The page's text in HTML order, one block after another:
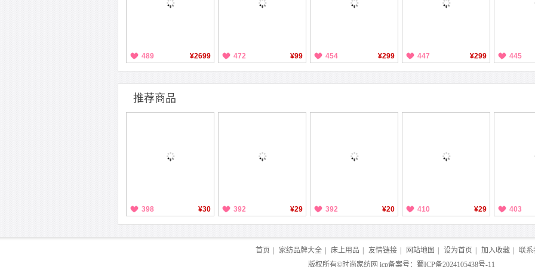
489 ¥2699 472 ¥99 454 ¥299 447 ¥299 445
推荐商品
398 ¥30 392 ¥29 392 ¥20 410 ¥29 403
首页 家纺品牌大全 床上用品 友情链接 网站地图 设为首页 加入收藏
联系
版权所有©时尚家纺网 icp备案号： 蜀ICP备2024105438号-11